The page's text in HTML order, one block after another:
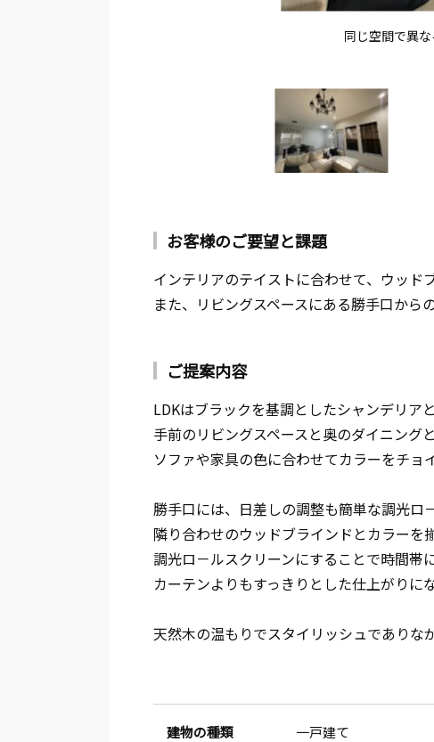
同じ空間で異
お客様のご要望と課題
インテリアのテイストに合わせて、ウッド
また、リビングスペースにある勝手口から
ご提案内容
LDKはブラックを基調としたシャンデリア
手前のリビングスペースと奥のダイニング
ソファや家具の色に合わせてカラーをチョ
勝手口には、日差しの調整も簡単な調光ロ
隣り合わせのウッドブラインドとカラーを
調光ロ－ルスクリーンにすることで時間帯
カーテンよりもすっきりとした仕上がりに
天然木の温もりでスタイリッシュであり
建物の種類 一戸建て